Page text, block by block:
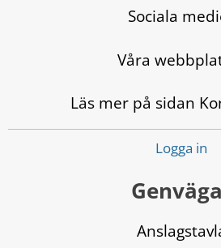
Sociala
Våra
Läs mer på sidan
Logga in